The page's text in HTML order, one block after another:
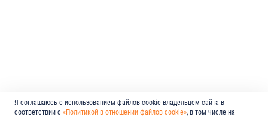
Я соглашаюсь с использованием файлов cookie владельцем сайта в
соответствии с «Политикой в отношении файлов cookie», в том числе на